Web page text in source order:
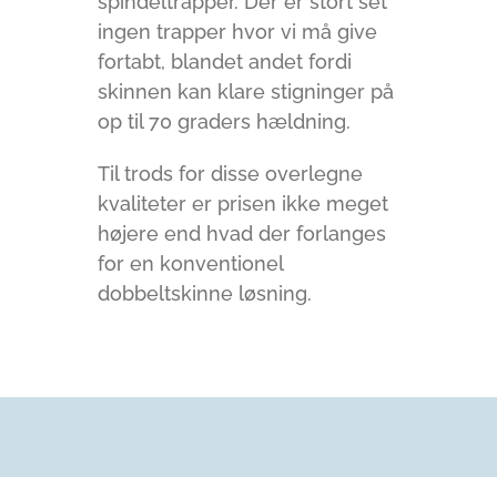
ingen trapper hvor vi må give
fortabt, blandet andet fordi
skinnen kan klare stigninger på
op til 70 graders hældning.
Til trods for disse overlegne
kvaliteter er prisen ikke meget
højere end hvad der forlanges
for en konventionel
dobbeltskinne løsning.